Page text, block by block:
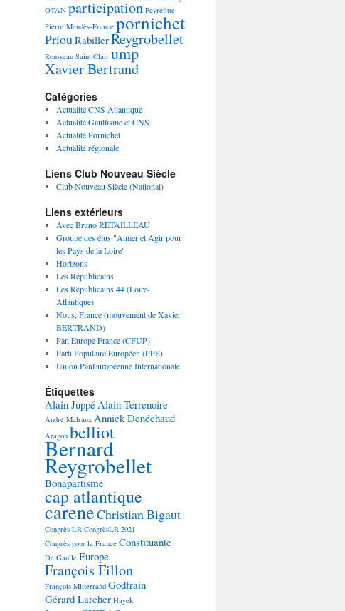
OTAN participation Peyrefitte
Pierre Mendès-France pornichet
PriouRabillerReygrobellet
Rousseau Saint Clair ump
Xavier Bertrand
Catégories
Actualité CNS Atlantique
Actualité Gaullisme et CNS
Actualité Pornichet
Actualité régionale
Liens Club Nouveau Siècle
Club Nouveau Siècle (National)
Liens extérieurs
Avec Bruno RETAILLEAU
Groupe des élus "Aimer et Agir pour
les Pays de la Loire"
Horizons
Les Républicains
Les Républicains 44 (Loire-
Atlantique)
Nous, France (mouvement de Xavier
BERTRAND)
Pan Europe France (CFUP)
Parti Populaire Européen (PPE)
Union PanEuropéenne Internationale
Étiquettes
Alain JuppéAlain Terrenoire
André Malraux Annick Denéchaud
Aragon belliot
Bernard
Reygrobellet
Bonapartisme
cap atlantique
careneChristian Bigaut
Congrès LR CongrèsLR 2021
Congrès pour la France Constituante
De Gaulle Europe
François Fillon
François Mitterrand Godfrain
Gérard Larcher Hayek